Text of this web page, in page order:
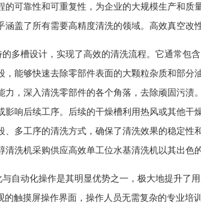
的可靠性和可重复性，为企业的大规模生产和质
涵盖了所有需要高精度清洗的领域。高效真空改
多槽设计，实现了高效的清洗流程。它通常包
能够快速去除零部件表面的大颗粒杂质和部分
力，深入清洗零部件的各个角落，去除顽固污渍
响后续工序。后续的干燥槽利用热风或其他干
多工序的清洗方式，确保了清洗效果的稳定性
洗机采购供应高效单工位水基清洗机以其出色
自动化操作是其明显优势之一，极大地提升了
触摸屏操作界面，操作人员无需复杂的专业培